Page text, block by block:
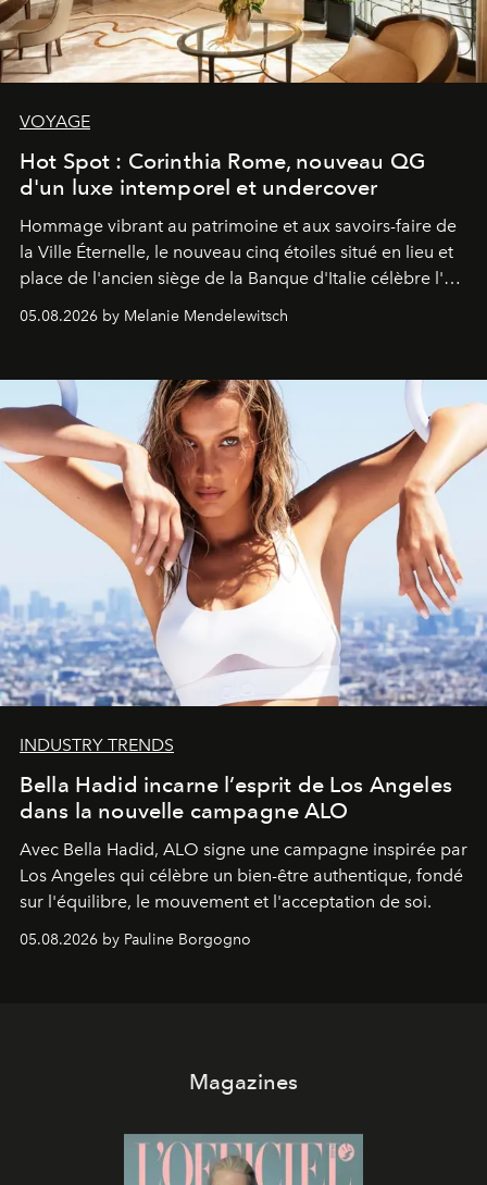
VOYAGE
Hot Spot : Corinthia Rome, nouveau QG
d'un luxe intemporel et undercover
Hommage vibrant au patrimoine et aux savoirs-faire de
la Ville Éternelle, le nouveau cinq étoiles situé en lieu et
place de l'ancien siège de la Banque d'Italie célèbre l'art
05.08.2026 by Melanie Mendelewitsch
INDUSTRY TRENDS
Bella Hadid incarne l’esprit de Los Angeles
dans la nouvelle campagne ALO
Avec Bella Hadid, ALO signe une campagne inspirée par
Los Angeles qui célèbre un bien-être authentique, fondé
sur l'équilibre, le mouvement et l'acceptation de soi.
05.08.2026 by Pauline Borgogno
Magazines